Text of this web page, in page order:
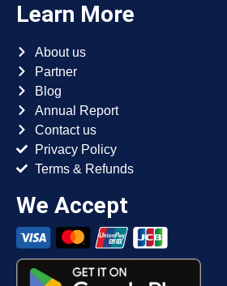
Learn More
About us
Partner
Blog
Annual Report
Contact us
Privacy Policy
Terms & Refunds
We Accept